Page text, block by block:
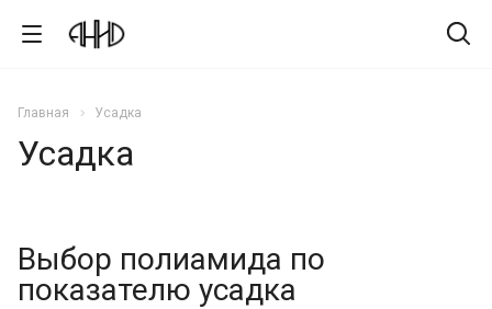
Главная Усадка
Усадка
Выбор полиамида по
показателю усадка